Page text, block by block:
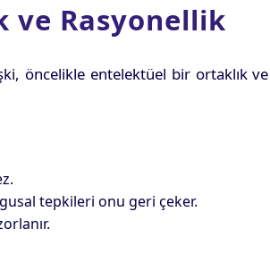
ve Rasyonellik
öncelikle entelektüel bir ortaklık
tepkileri onu geri çeker.